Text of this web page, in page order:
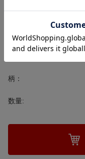
価格:
柄：
数量: